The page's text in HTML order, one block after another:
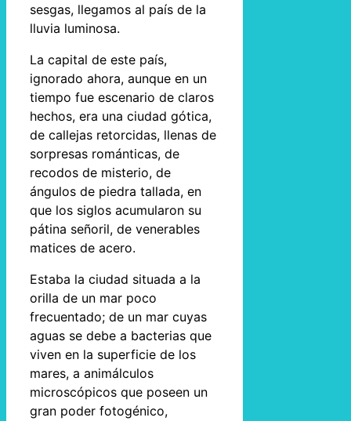
sesgas, llegamos al país de la
lluvia luminosa.
La capital de este país,
ignorado ahora, aunque en un
tiempo fue escenario de claros
hechos, era una ciudad gótica,
de callejas retorcidas, llenas de
sorpresas románticas, de
recodos de misterio, de
ángulos de piedra tallada, en
que los siglos acumularon su
pátina señoril, de venerables
matices de acero.
Estaba la ciudad situada a la
orilla de un mar poco
frecuentado; de un mar cuyas
aguas se debe a bacterias que
viven en la superficie de los
mares, a animálculos
microscópicos que poseen un
gran poder fotogénico,